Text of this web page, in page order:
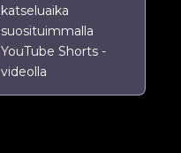
katseluaika
suosituimmalla
YouTube Shorts -
videolla